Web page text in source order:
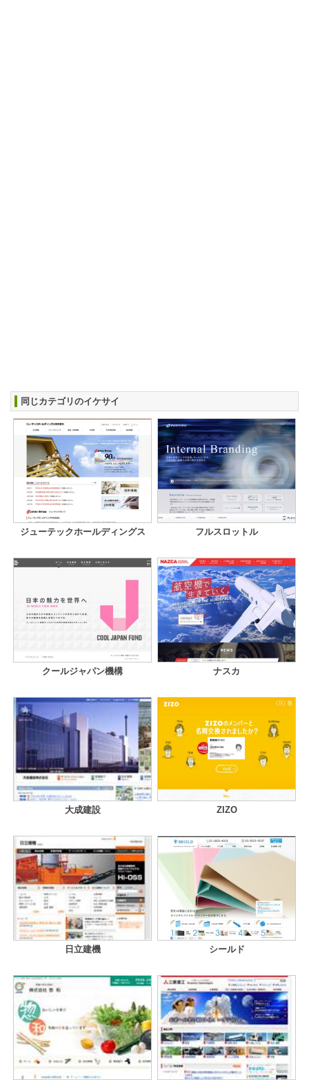
同じカテゴリのイケサイ
ジューテックホールディングス フルスロットル
クールジャパン機構 ナスカ
大成建設 ZIZO
日立建機 シールド